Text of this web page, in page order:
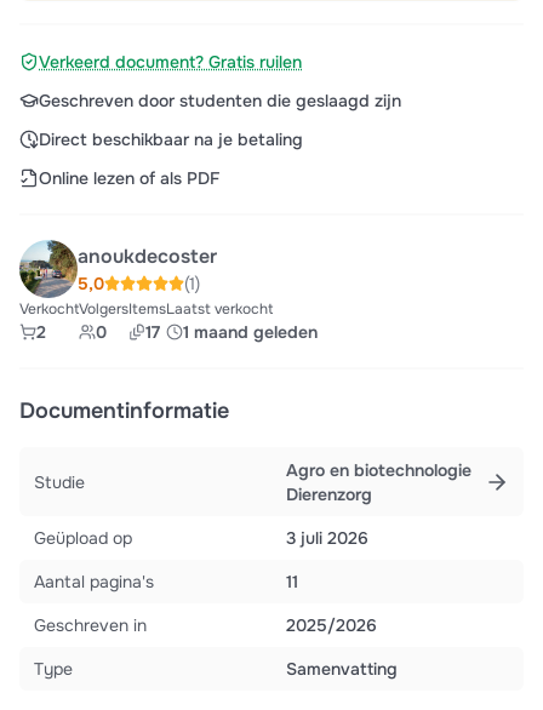
Verkeerd document? Gratis ruilen
Geschreven door studenten die geslaagd zijn
Direct beschikbaar na je betaling
Online lezen of als PDF
anoukdecoster
5,0 (1)
Verkocht
2
Volgers
0
Items
17
Laatst verkocht
1 maand geleden
Documentinformatie
Studie
Agro en biotechnologie
Dierenzorg
Geüpload op
3 juli 2026
Aantal pagina's
11
Geschreven in
2025/2026
Type
Samenvatting